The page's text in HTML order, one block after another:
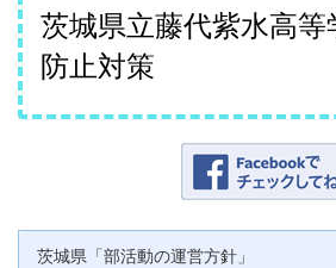
茨城県立藤代紫水高
防止対策
茨城県「部活動の運営方針」